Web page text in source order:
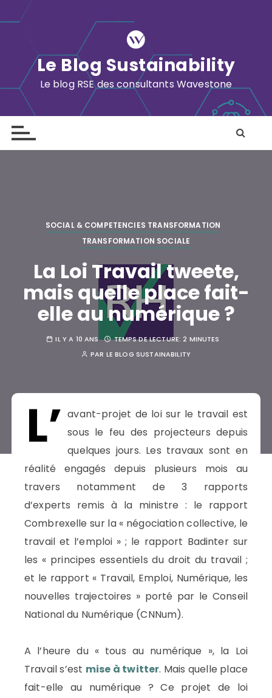
k
o
Le Blog Sustainability
Le blog RSE des consultants Wavestone
SOCIAL & COMPETENCIES TRANSFORMATION
TRANSFORMATION SOCIALE
La Loi Travail tweete,
mais quelle place fait-
elle au numérique ?
IL Y A 10 ANS TEMPS DE LECTURE:2 MINUTES
PAR LE BLOG SUSTAINABILITY
L’ avant-projet de loi sur le travail est
sous le feu des projecteurs depuis
quelques jours. Les travaux sont en
réalité engagés depuis plusieurs mois au
travers notamment de 3 rapports
d’experts remis à la ministre : le rapport
Combrexelle sur la « négociation collective, le
travail et l’emploi » ; le rapport Badinter sur
les « principes essentiels du droit du travail ;
et le rapport « Travail, Emploi, Numérique, les
nouvelles trajectoires » porté par le Conseil
National du Numérique (CNNum).
A l’heure du « tous au numérique », la Loi
Travail s’est mise à twitter. Mais quelle place
fait-elle au numérique ? Ce projet de loi